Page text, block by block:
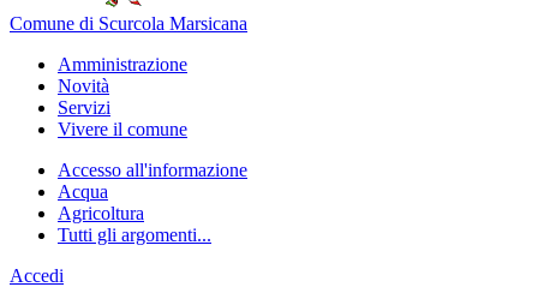
Comune di Scurcola Marsicana
Amministrazione
Novità
Servizi
Vivere il comune
Accesso all'informazione
Acqua
Agricoltura
Tutti gli argomenti...
Accedi